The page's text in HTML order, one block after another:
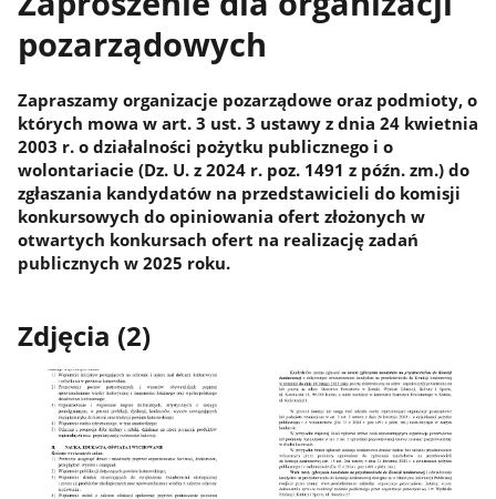
pozarządowych
Zapraszamy organizacje pozarządowe oraz podmioty, o
których mowa w art. 3 ust. 3 ustawy z dnia 24 kwietnia
2003 r. o działalności pożytku publicznego i o
wolontariacie (Dz. U. z 2024 r. poz. 1491 z późn. zm.) do
zgłaszania kandydatów na przedstawicieli do komisji
konkursowych do opiniowania ofert złożonych w
otwartych konkursach ofert na realizację zadań
publicznych w 2025 roku.
Zdjęcia (2)